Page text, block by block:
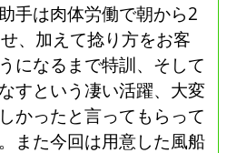
手は肉体労働で朝から2
、加えて捻り方をお客
になるまで特訓、そして
すという凄い活躍、大変
かったと言ってもらって
また今回は用意した風船